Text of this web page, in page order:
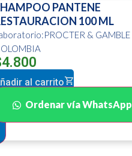
PANTENE
100 ML
& GAMBLE
4.800
al carrito
Ordenar vía WhatsApp